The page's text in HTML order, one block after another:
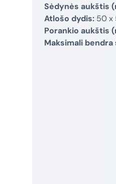
Sėdynės aukštis
Atlošo dydis: 50 x
Porankio aukštis
Maksimali